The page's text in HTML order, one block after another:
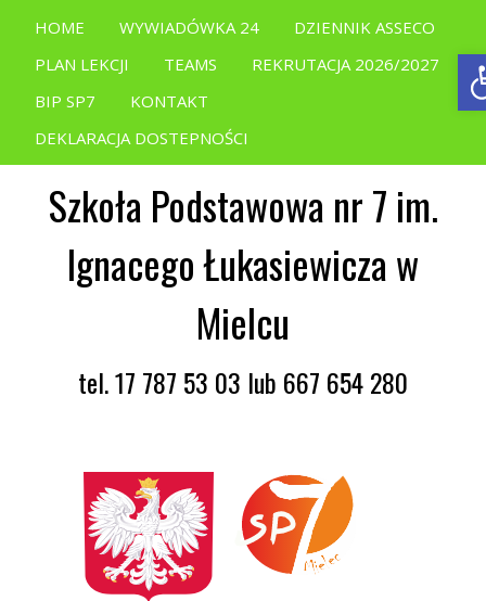
HOME WYWIADÓWKA 24
DZIENNIK ASSECO
PLAN LEKCJI
TEAMS
REKRUTACJA 2026/2027
BIP SP7
KONTAKT
DEKLARACJA DOSTEPNOŚCI
Szkoła Podstawowa nr 7 im.
Ignacego Łukasiewicza w
Mielcu
tel. 17 787 53 03 lub 667 654 280